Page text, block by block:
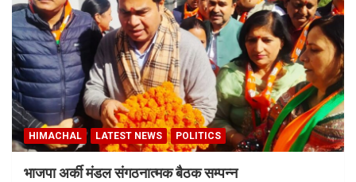
HIMACHAL LATEST NEWS POLITICS
भाजपा अर्की मंडल संगठनात्मक बैठक सम्पन्न